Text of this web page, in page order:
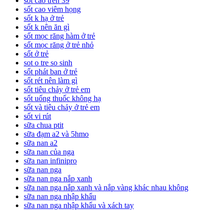
sốt cao viêm họng
sốt k hạ ở trẻ
sốt k nên ăn gì
sốt mọc răng hàm ở trẻ
sốt mọc răng ở trẻ nhỏ
sốt ở trẻ
sot o tre so sinh
sốt phát ban ở trẻ
sốt rét nên làm gì
sốt tiêu chảy ở trẻ em
sốt uống thuốc không hạ
sốt và tiêu chảy ở trẻ em
sốt vi rút
sữa chua ptit
sữa đạm a2 và 5hmo
sữa nan a2
sữa nan của nga
sữa nan infinipro
sữa nan nga
sữa nan nga nắp xanh
sữa nan nga nắp xanh và nắp vàng khác nhau không
sữa nan nga nhập khẩu
sữa nan nga nhập khẩu và xách tay